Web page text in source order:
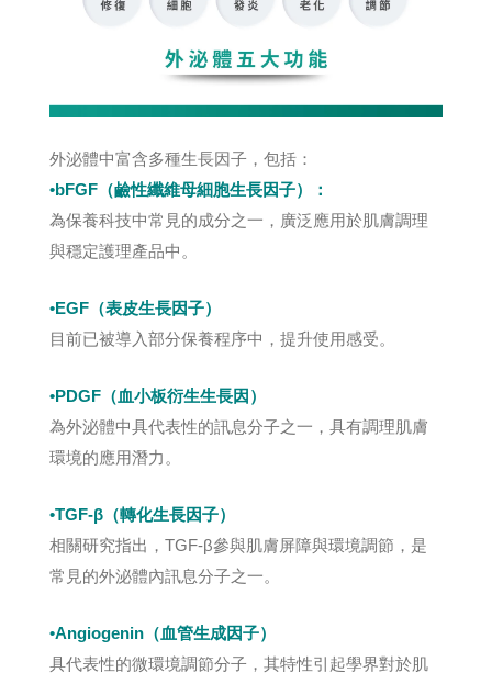
外泌體中富含多種生長因子，包括：
•bFGF（鹼性纖維母細胞生長因子）：
為保養科技中常見的成分之一，廣泛應用於肌膚調理
與穩定護理產品中。
•EGF（表皮生長因子）
目前已被導入部分保養程序中，提升使用感受。
•PDGF（血小板衍生生長因）
為外泌體中具代表性的訊息分子之一，具有調理肌膚
環境的應用潛力。
•TGF-β（轉化生長因子）
相關研究指出，TGF-β參與肌膚屏障與環境調節，是
常見的外泌體內訊息分子之一。
•Angiogenin（血管生成因子）
具代表性的微環境調節分子，其特性引起學界對於肌